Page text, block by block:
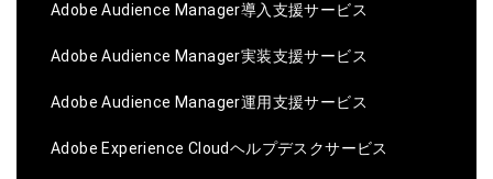
Adobe Audience Manager導入支援サービス
Adobe Audience Manager実装支援サービス
Adobe Audience Manager運用支援サービス
Adobe Experience Cloudヘルプデスクサービス